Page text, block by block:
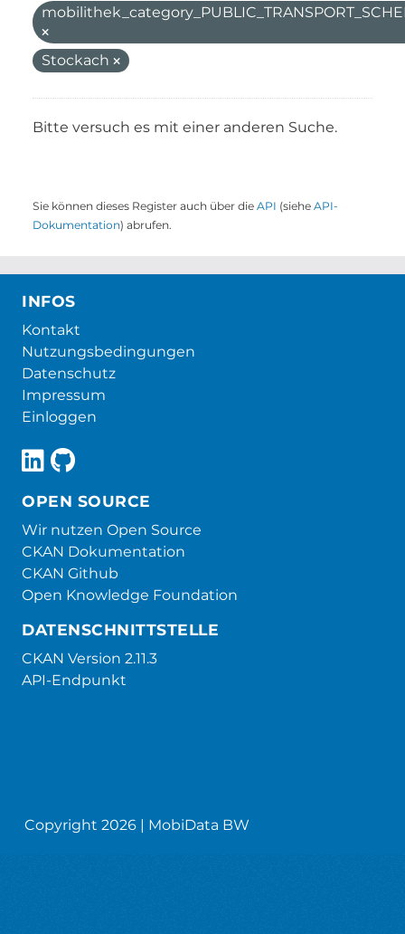
Stockach
Bitte versuch es mit einer anderen Suche.
Sie können dieses Register auch über die API (siehe API-
Dokumentation) abrufen.
INFOS
Kontakt
Nutzungsbedingungen
Datenschutz
Impressum
Einloggen
OPEN SOURCE
Wir nutzen Open Source
CKAN Dokumentation
CKAN Github
Open Knowledge Foundation
DATENSCHNITTSTELLE
CKAN Version 2.11.3
API-Endpunkt
Copyright 2026 | MobiData BW